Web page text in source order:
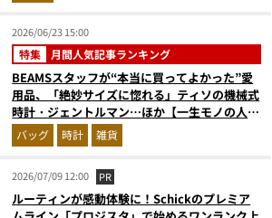
2026/06/23 15:00
特集 月間人気記事ランキング
BEAMSスタッフが“本当に買ってよかった”愛
用品、「絶妙サイズに惚れる」ティソの機械式
時計・ジェントルマン…ほか【一生モノの人気
記事ランキングベスト3】（2026年5月版）
バッグ 時計 雑貨
2026/07/09 12:00 PR
ルーティンが感動体験に！Schickのプレミア